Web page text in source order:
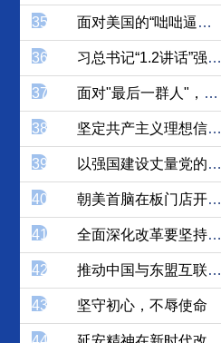
35 面对美国的“咄咄逼人”，欧...
36 习总书记“1.2讲话”强调...
37 面对"最后一群人"，打赢脱...
38 坚定共产主义理想信念，走好...
39 以强国建设丈量党的初心使命
40 朝美首脑在板门店开创历史：...
41 全面深化改革要坚持四个结合
42 推动中国与东盟互联互通已成...
43 坚守初心，不辱使命